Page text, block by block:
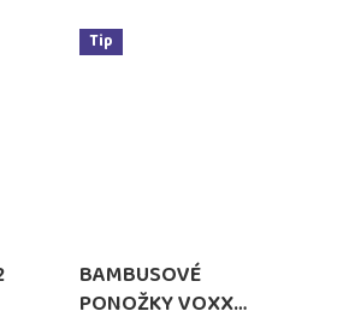
Tip
BAMBUSOVÉ
PONOŽKY VOXX